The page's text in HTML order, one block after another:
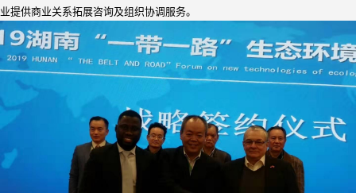
业提供商业关系拓展咨询及组织协调服务。